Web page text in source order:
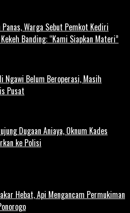
Panas, Warga Sebut Pemkot Kediri
Banding: “Kami Siapkan Materi”
Ngawi Belum Beroperasi, Masih
Pusat
Dugaan Aniaya, Oknum Kades
ke Polisi
Hebat, Api Mengancam Permukiman